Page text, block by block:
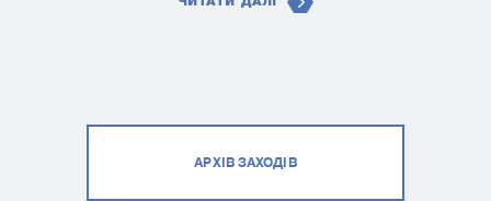
АРХІВ ЗАХОДІВ